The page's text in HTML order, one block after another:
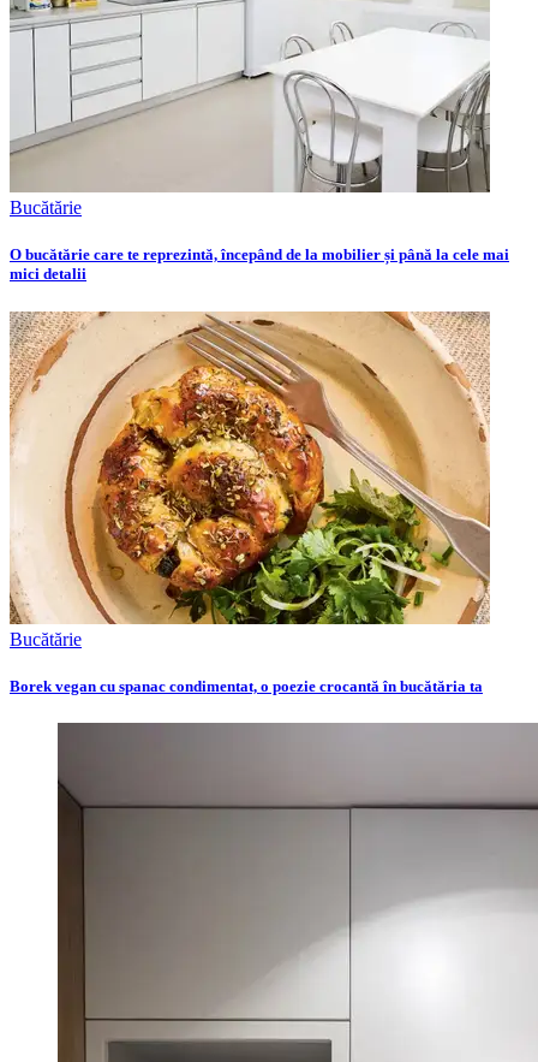
Bucătărie
O bucătărie care te reprezintă, începând de la mobilier și până la cele mai
mici detalii
Bucătărie
Borek vegan cu spanac condimentat, o poezie crocantă în bucătăria ta